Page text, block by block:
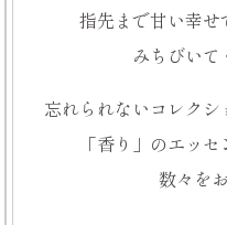
指先まで甘い幸せ
みちびいて
忘れられない コレクシ
「香り」のエッセ
数々を